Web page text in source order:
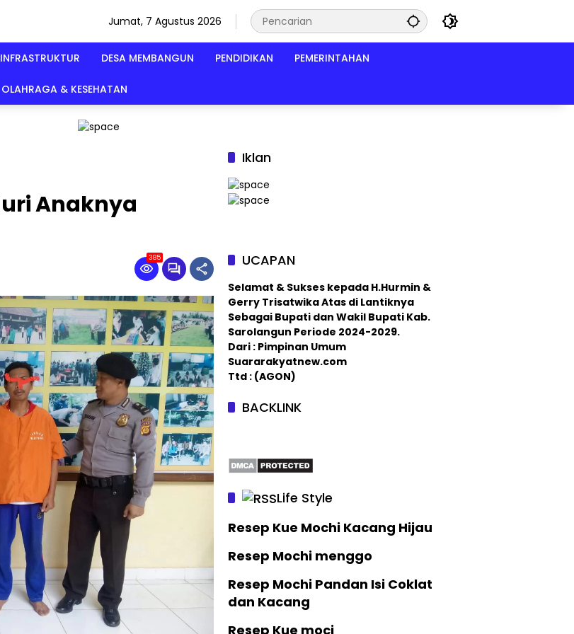
Jumat, 7 Agustus 2026
INFRASTRUKTUR DESA MEMBANGUN PENDIDIKAN PEMERINTAHAN
OLAHRAGA & KESEHATAN
Anaknya
385
Iklan
UCAPAN
Selamat & Sukses kepada H.Hurmin &
Gerry Trisatwika Atas di Lantiknya
Sebagai Bupati dan Wakil Bupati Kab.
Sarolangun Periode 2024-2029.
Dari : Pimpinan Umum
Suararakyatnew.com
Ttd : (AGON)
BACKLINK
Life Style
Resep Kue Mochi Kacang Hijau
Resep Mochi menggo
Resep Mochi Pandan Isi Coklat
dan Kacang
Resep Kue moci